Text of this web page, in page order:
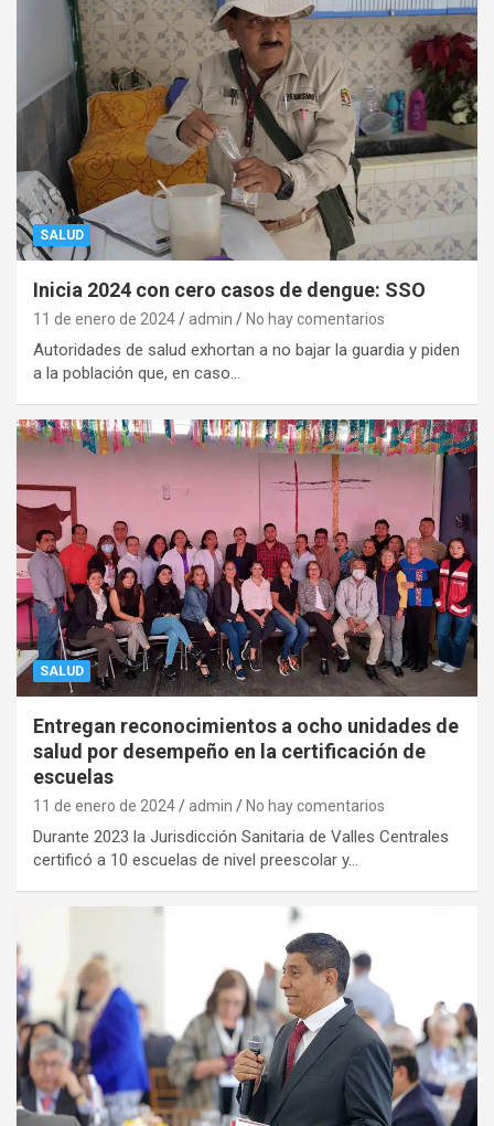
SALUD
Inicia 2024 con cero casos de dengue: SSO
11 de enero de 2024 admin No hay comentarios
Autoridades de salud exhortan a no bajar la guardia y piden
a la población que, en caso…
SALUD
Entregan reconocimientos a ocho unidades de
salud por desempeño en la certificación de
escuelas
11 de enero de 2024 admin No hay comentarios
Durante 2023 la Jurisdicción Sanitaria de Valles Centrales
certificó a 10 escuelas de nivel preescolar y…